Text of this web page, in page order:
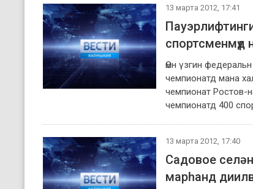
13 марта 2012, 17:41
спортсменмүд
Өмн үзгин
чемпионатд мана
чемпионат Ростов-
чемпионатд 400
13 марта 2012, 17:40
Садовое
марһанд